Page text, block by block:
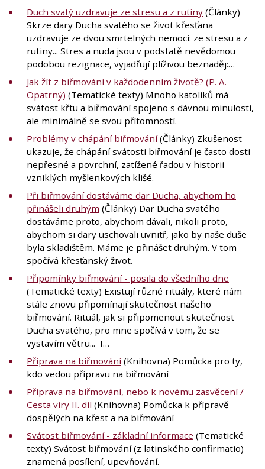
Duch svatý uzdravuje ze stresu a z rutiny (Články)
Skrze dary Ducha svatého se život křesťana
uzdravuje ze dvou smrtelných nemocí: ze stresu a z
rutiny... Stres a nuda jsou v podstatě nevědomou
podobou rezignace, vyjadřují plíživou beznaděj:…
Jak žít z biřmování v každodenním životě? (P. A.
Opatrný) (Tematické texty) Mnoho katolíků má
svátost křtu a biřmování spojeno s dávnou minulostí,
ale minimálně se svou přítomností.
Problémy v chápání biřmování(Články) Zkušenost
ukazuje, že chápání svátosti biřmování je často dosti
nepřesné a povrchní, zatížené řadou v historii
vzniklých myšlenkových klišé.
Při biřmování dostáváme dar Ducha, abychom ho
přinášeli druhým (Články) Dar Ducha svatého
dostáváme proto, abychom dávali, nikoli proto,
abychom si dary uschovali uvnitř, jako by naše duše
byla skladištěm. Máme je přinášet druhým. V tom
spočívá křesťanský život.
Připomínky biřmování - posila do všedního dne
(Tematické texty) Existují různé rituály, které nám
stále znovu připomínají skutečnost našeho
biřmování. Rituál, jak si připomenout skutečnost
Ducha svatého, pro mne spočívá v tom, že se
vystavím větru... I…
Příprava na biřmování(Knihovna) Pomůcka pro ty,
kdo vedou přípravu na biřmování
Příprava na biřmování, nebo k novému zasvěcení /
Cesta víry II. díl (Knihovna) Pomůcka k přípravě
dospělých na křest a na biřmování
Svátost biřmování - základní informace (Tematické
texty) Svátost biřmování (z latinského confirmatio)
znamená posílení, upevňování.